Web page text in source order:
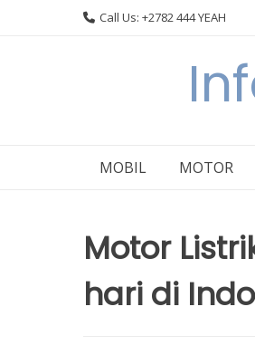
Call Us: +2782 444 YEAH
MOBIL MOTOR
Motor
hari di